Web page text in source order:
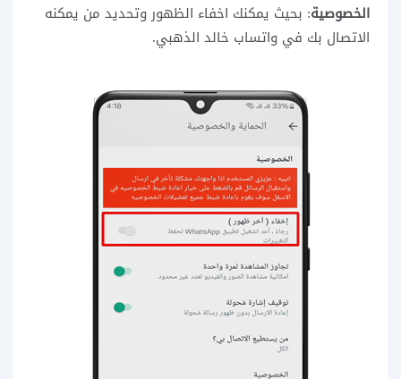
الخصوصية: بحيث يمكنك اخفاء الظهور وتحديد من يمكنه
الاتصال بك في واتساب خالد الذهبي.